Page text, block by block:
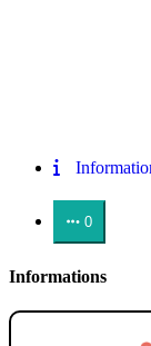
0
Informations